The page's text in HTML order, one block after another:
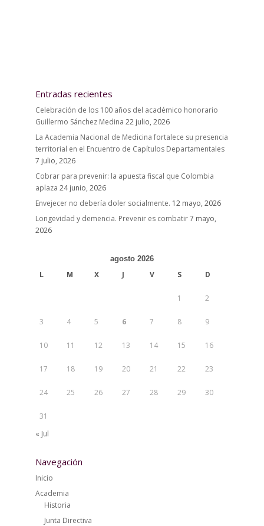
Entradas recientes
Celebración de los 100 años del académico honorario
Guillermo Sánchez Medina 22 julio, 2026
La Academia Nacional de Medicina fortalece su presencia
territorial en el Encuentro de Capítulos Departamentales
7 julio, 2026
Cobrar para prevenir: la apuesta fiscal que Colombia
aplaza 24 junio, 2026
Envejecer no debería doler socialmente. 12 mayo, 2026
Longevidad y demencia. Prevenir es combatir7 mayo,
2026
agosto 2026
L M X J V S D
1 2
3 4 5 6 7 8 9
10 11 12 13 14 15 16
17 18 19 20 21 22 23
24 25 26 27 28 29 30
31
« Jul
Navegación
Inicio
Academia
Historia
Junta Directiva